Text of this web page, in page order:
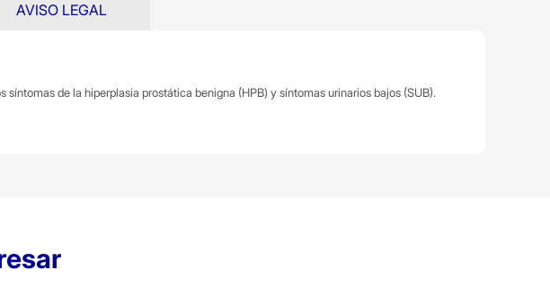
de la hiperplasia prostática benigna (HPB) y síntomas urinarios bajos (SUB).
AVISO LEGAL